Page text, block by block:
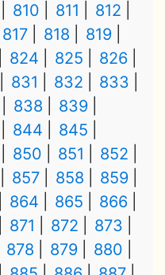
810 811
812
817 818
819
824 825
826
831 832
833
838
839
844
845
850 851
852
857 858
859
864 865
866
871 872
873
878 879
880